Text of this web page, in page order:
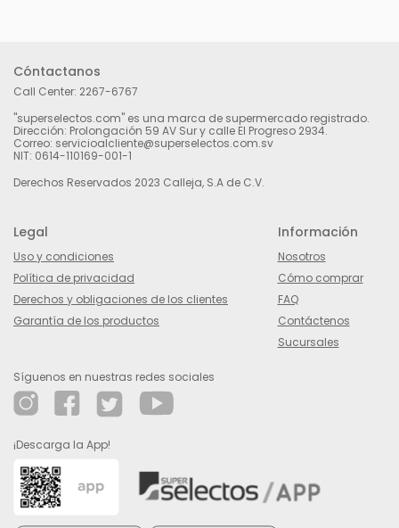
Cóntactanos
Call Center: 2267-6767
"superselectos.com" es una marca de supermercado registrado.
Dirección: Prolongación 59 AV Sur y calle El Progreso 2934.
Correo: servicioalcliente@superselectos.com.sv
NIT: 0614-110169-001-1
Derechos Reservados 2023 Calleja, S.A de C.V.
Legal
Uso y condiciones
Política de privacidad
Derechos y obligaciones de los clientes
Garantía de los productos
Información
Nosotros
Cómo comprar
FAQ
Contáctenos
Sucursales
Síguenos en nuestras redes sociales
¡Descarga la App!